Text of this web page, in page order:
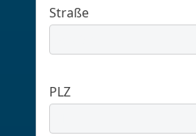
Straße
PLZ